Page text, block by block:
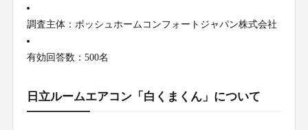
調査主体：ボッシュホームコンフォートジャパン株式会社
有効回答数：500名
日立ルームエアコン「白くまくん」について